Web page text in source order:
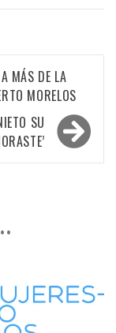
MÁS DE LA
MORELOS
SU